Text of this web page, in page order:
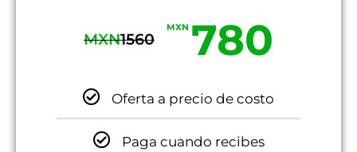
MXN1560
MXN 780
Oferta a precio de costo
Paga cuando recibes